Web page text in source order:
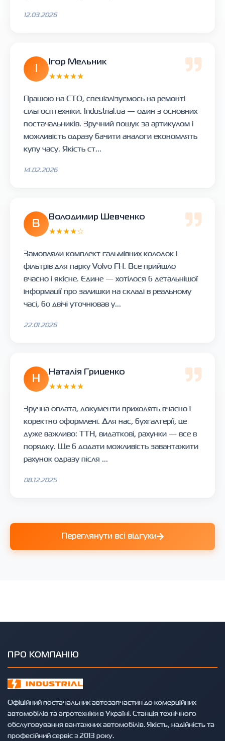
12.03.2026
Ігор Мельник
★★★★★
Працюю на СТО, спеціалізуємось на ремонті
сільгосптехніки. Industrial.ua — один з основних
постачальників. Зручний пошук за артикулом і
можливість одразу бачити аналоги економлять
купу часу. Якість ст...
14.02.2026
В
Володимир Шевченко
★★★★☆
Замовляли комплект гальмівних колодок і
фільтрів для парку Volvo FH. Все прийшло
вчасно і якісне. Єдине — хотілося б детальнішої
інформації про залишки на складі в реальному
часі, бо двічі уточнював у...
22.01.2026
Н
Наталія Гриценко
★★★★★
Зручна оплата, документи приходять вчасно і
коректно оформлені. Для нас, бухгалтерії, це
дуже важливо: ТТН, видаткові, рахунки — все в
порядку. Ще б додати можливість завантажити
рахунок одразу після ...
08.12.2025
Переглянути всі відгуки
ПРО КОМПАНІЮ
Офіційний постачальник автозапчастин до комерційних
автомобілів та агротехніки в Україні. Станція технічного
обслуговування вантажних автомобілів. Якість, надійність та
професійний сервіс з 2013 року.